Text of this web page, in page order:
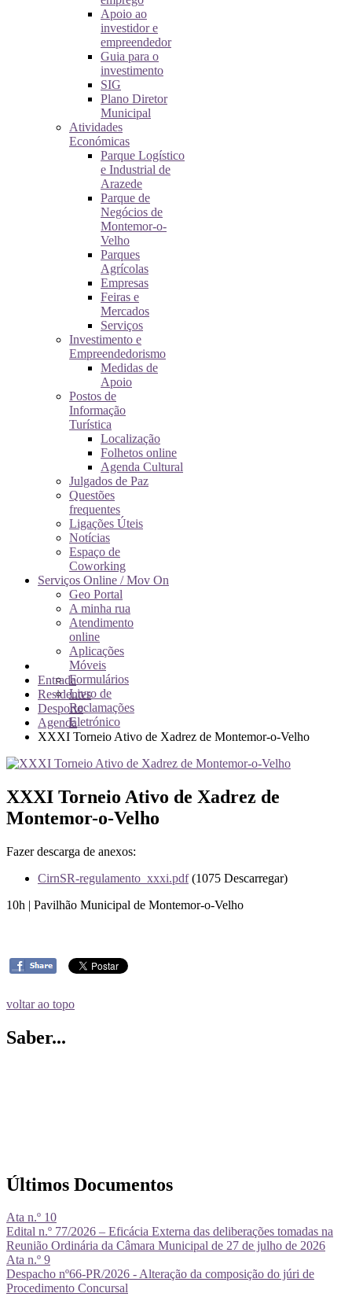
Apoio ao
investidor e
empreendedor
Guia para o
investimento
SIG
Plano Diretor
Municipal
Atividades
Económicas
Parque Logístico
e Industrial de
Arazede
Parque de
Negócios de
Montemor-o-
Velho
Parques
Agrícolas
Empresas
Feiras e
Mercados
Serviços
Investimento e
Empreendedorismo
Medidas de
Apoio
Postos de
Informação
Turística
Localização
Folhetos online
Agenda Cultural
Julgados de Paz
Questões
frequentes
Ligações Úteis
Notícias
Espaço de
Coworking
Serviços Online / Mov On
Geo Portal
A minha rua
Atendimento
online
Aplicações
Móveis
Formulários
Livro de
Reclamações
Eletrónico
Entrada
Residentes
Desporto
Agenda
XXXI Torneio Ativo de Xadrez de Montemor-o-Velho
XXXI Torneio Ativo de Xadrez de
Montemor-o-Velho
Fazer descarga de anexos:
CirnSR-regulamento_xxxi.pdf (1075 Descarregar)
10h | Pavilhão Municipal de Montemor-o-Velho
voltar ao topo
Saber...
Últimos Documentos
Ata n.º 10
Edital n.º 77/2026 – Eficácia Externa das deliberações tomadas na
Reunião Ordinária da Câmara Municipal de 27 de julho de 2026
Ata n.º 9
Despacho nº66-PR/2026 - Alteração da composição do júri de
Procedimento Concursal